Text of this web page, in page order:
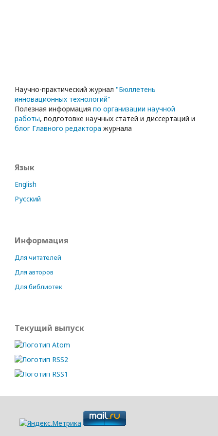
Научно-практический журнал "Бюллетень
инновационных технологий"
Полезная информация по организации научной
работы, подготовке научных статей и диссертаций и
блог Главного редактора журнала
Язык
English
Русский
Информация
Для читателей
Для авторов
Для библиотек
Текущий выпуск